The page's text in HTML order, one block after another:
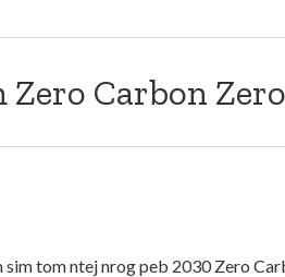
Zero Carbon
tom ntej nrog peb 2030 Zero